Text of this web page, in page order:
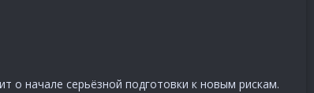
о начале серьёзной подготовки к новым рискам.